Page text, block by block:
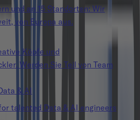
und an 15 Standorten: Wir
von Europa aus.
Köpfe und
Werden Sie Teil von Team
& AI
talented Data & AI engineers